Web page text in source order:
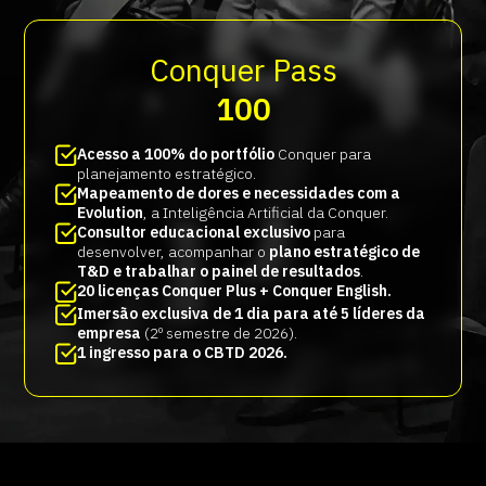
Conquer Pass
100
Acesso a 100% do portfólio Conquer para
planejamento estratégico.
Mapeamento de dores e necessidades com a
Evolution, a Inteligência Artificial da Conquer.
Consultor educacional exclusivo para
desenvolver, acompanhar o plano estratégico de
T&D e trabalhar o painel de resultados.
20 licenças Conquer Plus + Conquer English.
Imersão exclusiva de 1 dia para até 5 líderes da
empresa (2º semestre de 2026).
1 ingresso para o CBTD 2026.